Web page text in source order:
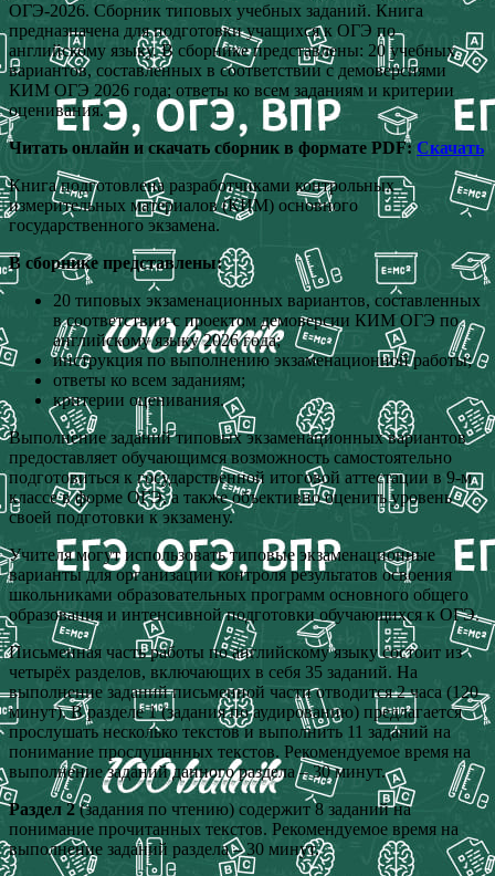
ОГЭ-2026. Сборник типовых учебных заданий. Книга
предназначена для подготовки учащихся к ОГЭ по
английскому языку. В сборнике представлены: 20 учебных
вариантов, составленных в соответствии с демоверсиями
КИМ ОГЭ 2026 года; ответы ко всем заданиям и критерии
оценивания.
Читать онлайн и скачать сборник в формате PDF:Скачать
Книга подготовлена разработчиками контрольных
измерительных материалов (КИМ) основного
государственного экзамена.
В сборнике представлены:
20 типовых экзаменационных вариантов, составленных
в соответствии с проектом демоверсии КИМ ОГЭ по
английскому языку 2026 года;
инструкция по выполнению экзаменационной работы;
ответы ко всем заданиям;
критерии оценивания.
Выполнение заданий типовых экзаменационных вариантов
предоставляет обучающимся возможность самостоятельно
подготовиться к государственной итоговой аттестации в 9-м
классе в форме ОГЭ, а также объективно оценить уровень
своей подготовки к экзамену.
Учителя могут использовать типовые экзаменационные
варианты для организации контроля результатов освоения
школьниками образовательных программ основного общего
образования и интенсивной подготовки обучающихся к ОГЭ.
Письменная часть работы по английскому языку состоит из
четырёх разделов, включающих в себя 35 заданий. На
выполнение заданий письменной части отводится 2 часа (120
минут). В разделе 1 (задания по аудированию) предлагается
прослушать несколько текстов и выполнить 11 заданий на
понимание прослушанных текстов. Рекомендуемое время на
выполнение заданий данного раздела – 30 минут.
Раздел 2(задания по чтению) содержит 8 заданий на
понимание прочитанных текстов. Рекомендуемое время на
выполнение заданий раздела – 30 минут.